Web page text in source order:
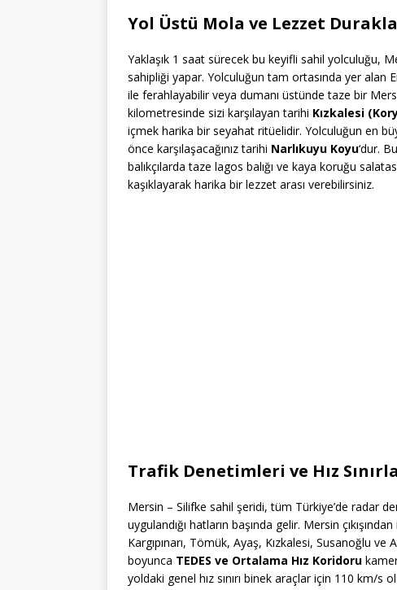
Yol Üstü Mola ve Lezzet
Yaklaşık 1 saat sürecek bu keyifli sahil yolculuğu,
sahipliği yapar. Yolculuğun tam ortasında yer alan
ile ferahlayabilir veya dumanı üstünde taze bir
kilometresinde sizi karşılayan tarihi Kızkalesi
içmek harika bir seyahat ritüelidir. Yolculuğun en
önce karşılaşacağınız tarihi Narlıkuyu Koyu‘dur.
balıkçılarda taze lagos balığı ve kaya koruğu
kaşıklayarak harika bir lezzet arası verebilirsiniz.
Trafik Denetimleri ve Hız
Mersin – Silifke sahil şeridi, tüm Türkiye’de radar
uygulandığı hatların başında gelir. Mersin
Kargıpınarı, Tömük, Ayaş, Kızkalesi, Susanoğlu
boyunca TEDES ve Ortalama Hız Koridoru
yoldaki genel hız sınırı binek araçlar için 110 km/